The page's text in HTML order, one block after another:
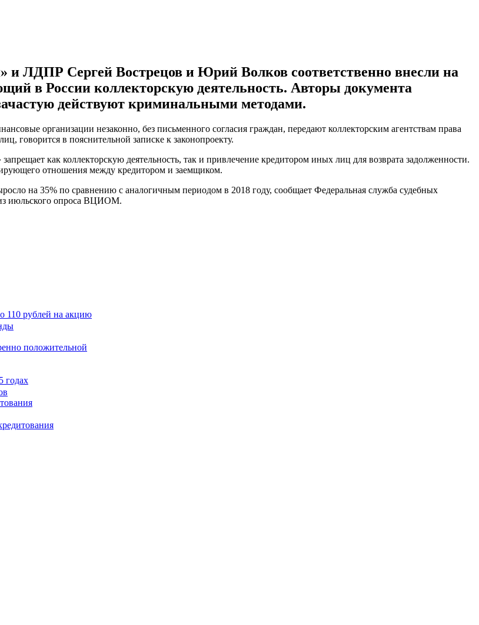
и ЛДПР Сергей Вострецов и Юрий Волков соответственно внесли на
в России коллекторскую деятельность. Авторы документа
действуют криминальными методами.
организации незаконно, без письменного согласия граждан, передают коллекторским агентствам права
говорится в пояснительной записке к законопроекту.
как коллекторскую деятельность, так и привлечение кредитором иных лиц для возврата задолженности.
отношения между кредитором и заемщиком.
на 35% по сравнению с аналогичным периодом в 2018 году, сообщает Федеральная служба судебных
июльского опроса ВЦИОМ.
110 рублей на акцию
положительной
годах